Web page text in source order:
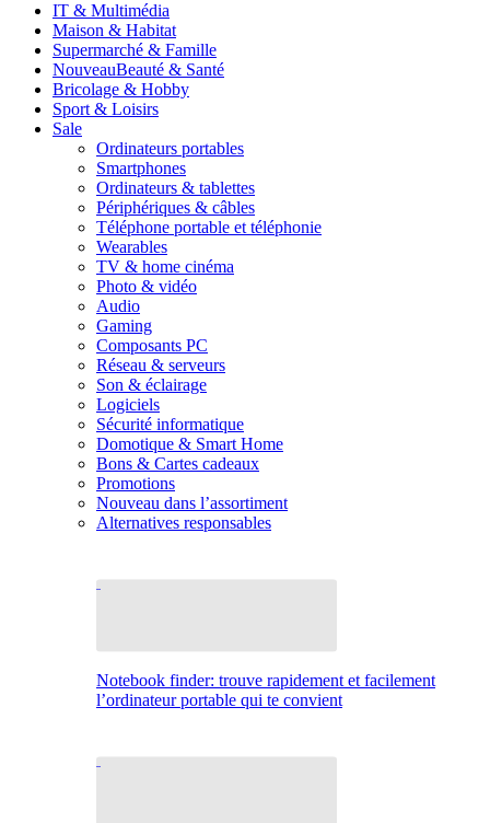
IT & Multimédia
Maison & Habitat
Supermarché & Famille
NouveauBeauté & Santé
Bricolage & Hobby
Sport & Loisirs
Sale
Ordinateurs portables
Smartphones
Ordinateurs & tablettes
Périphériques & câbles
Téléphone portable et téléphonie
Wearables
TV & home cinéma
Photo & vidéo
Audio
Gaming
Composants PC
Réseau & serveurs
Son & éclairage
Logiciels
Sécurité informatique
Domotique & Smart Home
Bons & Cartes cadeaux
Promotions
Nouveau dans l’assortiment
Alternatives responsables
Notebook finder: trouve rapidement et facilement
l’ordinateur portable qui te convient